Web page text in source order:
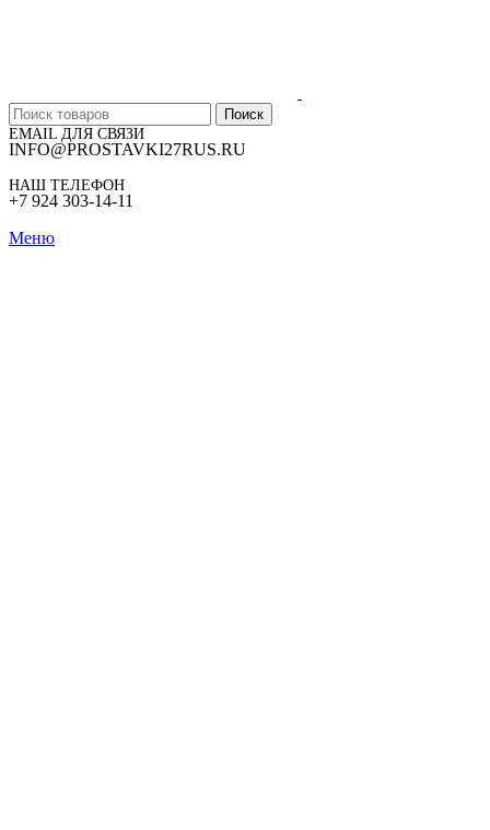
Поиск
EMAIL ДЛЯ СВЯЗИ
INFO@PROSTAVKI27RUS.RU
НАШ ТЕЛЕФОН
+7 924 303-14-11
Меню